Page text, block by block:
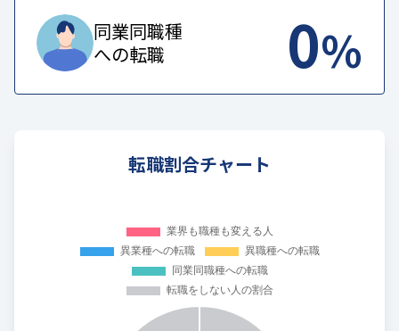
同業同職種
への転職
0%
転職割合チャート